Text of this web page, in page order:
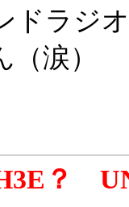
ドラジ
涙）
？